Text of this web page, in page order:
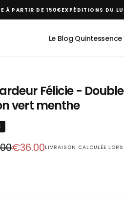
DE 150€EXPÉDITIONS DU LUNDI
Le Blog Quintessence
Félicie -
vert menthe
Prix
€36.00LIVRAISON CALCULÉE